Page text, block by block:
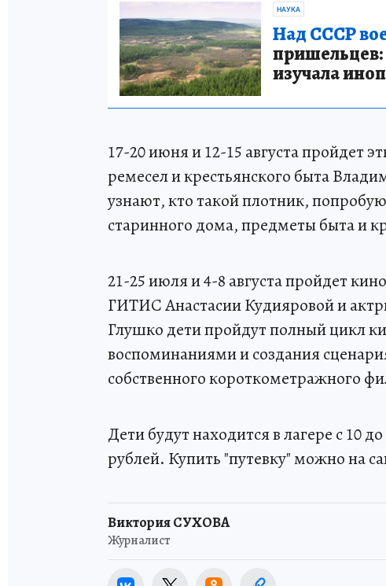
НАУКА
Над СССР
пришельцев:
изучала
17-20 июня и 12-15 августа пройдет
ремесел и крестьянского быта
узнают, кто такой плотник,
старинного дома, предметы быта и
21-25 июля и 4-8 августа пройдет
ГИТИС Анастасии Кудияровой и
Глушко дети пройдут полный цикл
воспоминаниями и создания
собственного короткометражного
Дети будут находится в лагере с 10
рублей. Купить "путевку" можно на
Виктория СУХОВА
Журналист